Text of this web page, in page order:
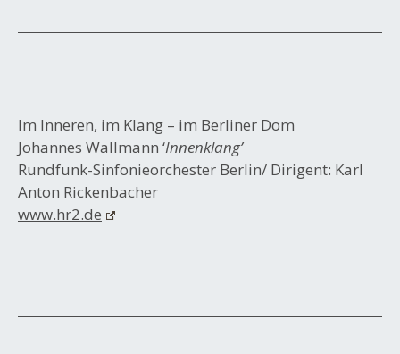
Im Inneren, im Klang – im Berliner Dom
Johannes Wallmann ‘Innenklang’
Rundfunk-Sinfonieorchester Berlin/ Dirigent: Karl
Anton Rickenbacher
www.hr2.de